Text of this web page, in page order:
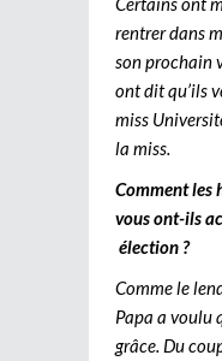
rentrer dans
son prochain
ont dit qu’ils
miss
la miss.
Comment les
vous ont-ils
élection ?
Comme le
Papa a voulu
grâce. Du